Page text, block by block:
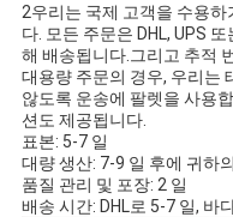
2우리는 국제 고객을 수용
다. 모든 주문은 DHL, UPS
해 배송됩니다.그리고 추적
대용량 주문의 경우, 우리는
않도록 운송에 팔렛을 사용
션도 제공됩니다.
표본: 5-7 일
대량 생산: 7-9 일 후에 귀하
품질 관리 및 포장: 2 일
배송 시간: DHL로 5-7 일, 바